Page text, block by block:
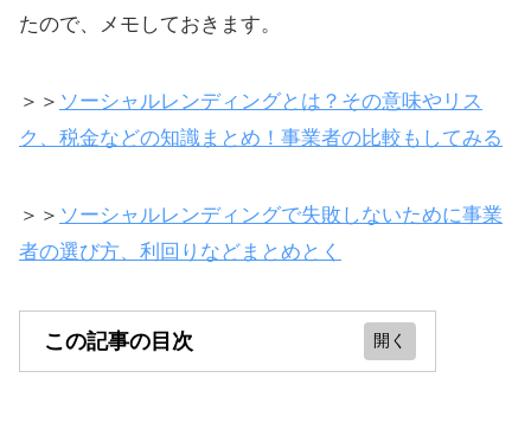
たので、メモしておきます。
＞＞ ソーシャルレンディングとは？その意味やリス
ク、税金などの知識まとめ！事業者の比較もしてみる
＞＞ ソーシャルレンディングで失敗しないために事業
者の選び方、利回りなどまとめとく
この記事の目次